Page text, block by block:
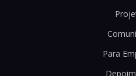
Para